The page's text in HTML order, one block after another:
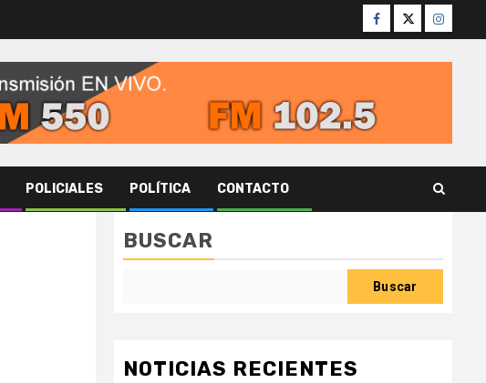
Facebook
Twitter
POLICIALES POLÍTICA CONTACTO
BUSCAR
Buscar
NOTICIAS RECIENTES